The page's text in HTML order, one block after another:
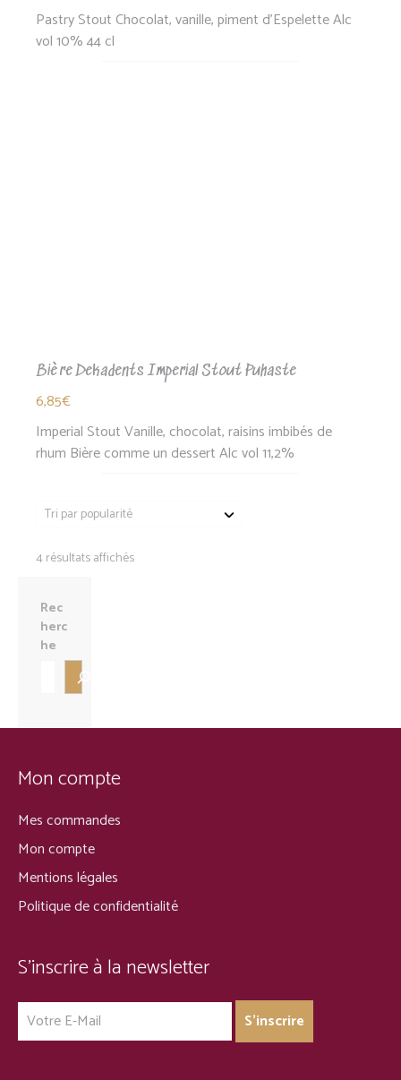
Pastry Stout Chocolat, vanille, piment d'Espelette Alc
vol 10% 44 cl
Bière Dekadents Imperial Stout Puhaste
6,85€
Imperial Stout Vanille, chocolat, raisins imbibés de
rhum Bière comme un dessert Alc vol 11,2%
4 résultats affichésTrié
Rec
herc
he
Mon compte
Mes commandes
Mon compte
Mentions légales
Politique de confidentialité
S’inscrire à la newsletter